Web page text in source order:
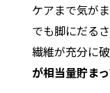
ケアまで気が
でも脚にだる
繊維が充分に破
が相当量貯ま